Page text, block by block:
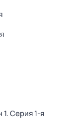
1. Серия 1-я